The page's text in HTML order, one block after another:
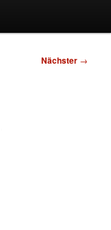
Nächster →